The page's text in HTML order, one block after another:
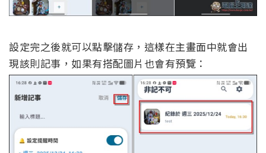
設定完之後就可以點擊儲存，這樣在主畫面中就會出
現該則記事，如果有搭配圖片也會有預覽：